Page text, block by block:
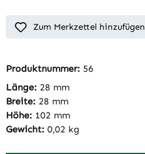
Zum Merkzettel hinzufügen
Produktnummer: 56
Länge: 28 mm
Breite: 28 mm
Höhe: 102 mm
Gewicht: 0,02 kg